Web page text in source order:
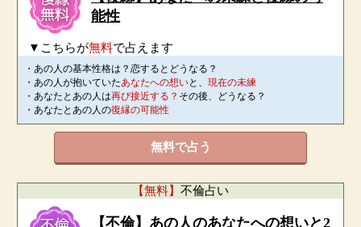
能性
▼こちらが無料で占えます
・あの人の基本性格は？恋するとどうなる？
・あの人が抱いていたあなたへの想いと、現在の未練
・あなたとあの人は再び接近する？ その後、どうなる？
・あなたとあの人の復縁の可能性
無料で占う
【無料】 不倫占い
【不倫】あの人のあなたへの想いと2